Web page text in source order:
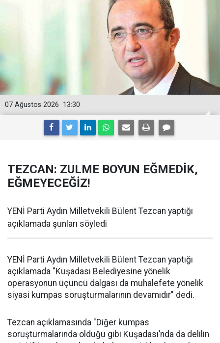
13:30
07 Ağustos 2026
TEZCAN: ZULME BOYUN EĞMEDİK,
EĞMEYECEĞİZ!
YENİ Parti Aydın Milletvekili Bülent Tezcan yaptığı
açıklamada şunları söyledi
YENİ Parti Aydın Milletvekili Bülent Tezcan yaptığı
açıklamada "Kuşadası Belediyesine yönelik
operasyonun üçüncü dalgası da muhalefete yönelik
siyasi kumpas soruşturmalarının devamıdır" dedi.
Tezcan açıklamasında "Diğer kumpas
soruşturmalarında olduğu gibi Kuşadası’nda da delilin